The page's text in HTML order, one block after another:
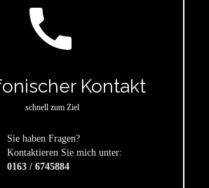
call
Kontakt
schnell zum Ziel
Sie haben Fragen?
Kontaktieren Sie mich unter:
0163 / 6745884